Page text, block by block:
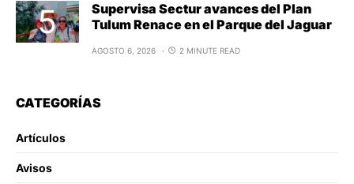
Supervisa Sectur avances del Plan
Tulum Renace en el Parque del Jaguar
AGOSTO 6, 2026 2 MINUTE READ
CATEGORÍAS
Artículos
Avisos